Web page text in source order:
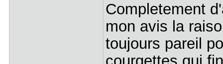
Completement
mon avis la
toujours pareil
courgettes qui